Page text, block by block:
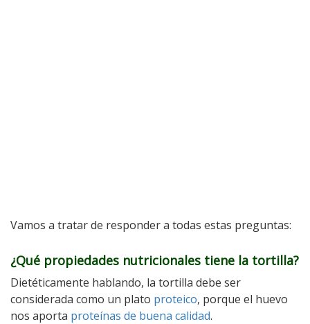
Vamos a tratar de responder a todas estas preguntas:
¿Qué propiedades nutricionales tiene la tortilla?
Dietéticamente hablando, la tortilla debe ser
considerada como un plato proteico, porque el huevo
nos aporta proteínas de buena calidad.